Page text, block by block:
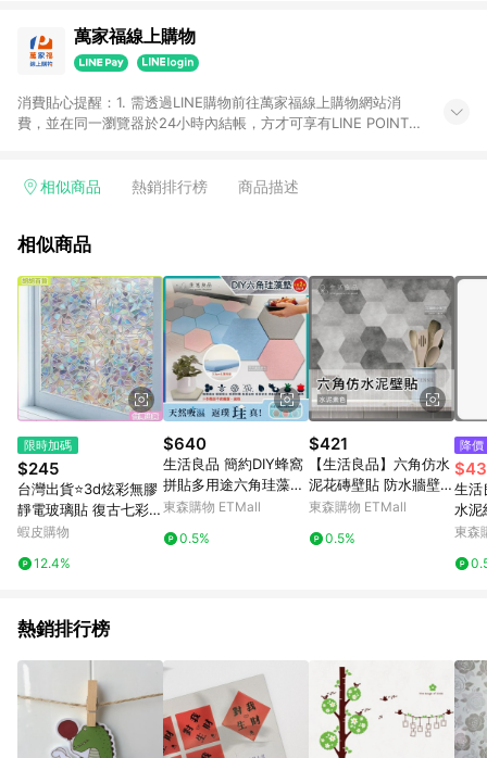
萬家福線上購物
消費貼心提醒：1. 需透過LINE購物前往萬家福線上購物網站消
費，並在同一瀏覽器於24小時內結帳，方才可享有LINE POINTS
4. 不具回饋資格種類商品：電子禮券。 5. 回饋點數計算將排除訂
錄，相關問題請於保留時間內聯絡客服中心，並由康達盛通生活
提供簡單、快速、輕鬆的購物流程及體驗，將不定期推出精選、
話題性或期間限定商品來滿足您的喜好。
相似商品 熱銷排行榜 商品描述
相似商品
限時加碼
$245
台灣出貨⭐3d炫彩無膠
靜電玻璃貼 復古七彩冰
花玻璃窗貼 彩虹玻璃貼
玻璃貼 透光不透明 霧
蝦皮購物
12.4%
$640
生活良品 簡約DIY蜂窩
拼貼多用途六角珪藻硅
藻矽藻土吸水墊 20x17
東森購物 ETMall
0.5%
$421
【生活良品】六角仿水
泥花磚壁貼 防水牆壁貼
磁磚貼 20x23cm 水泥
東森購物 ETMall
0.5%
降價
生活
水泥
可
仿混
東森
熱銷排行榜